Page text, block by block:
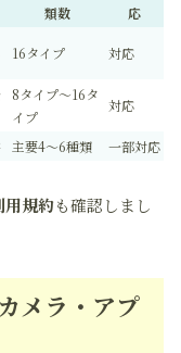
類数
応
16タイプ 対応
8タイプ〜16タ
イプ
対応
主要4〜6種類 一部対応
用規約も確認しまし
メラ・アプ